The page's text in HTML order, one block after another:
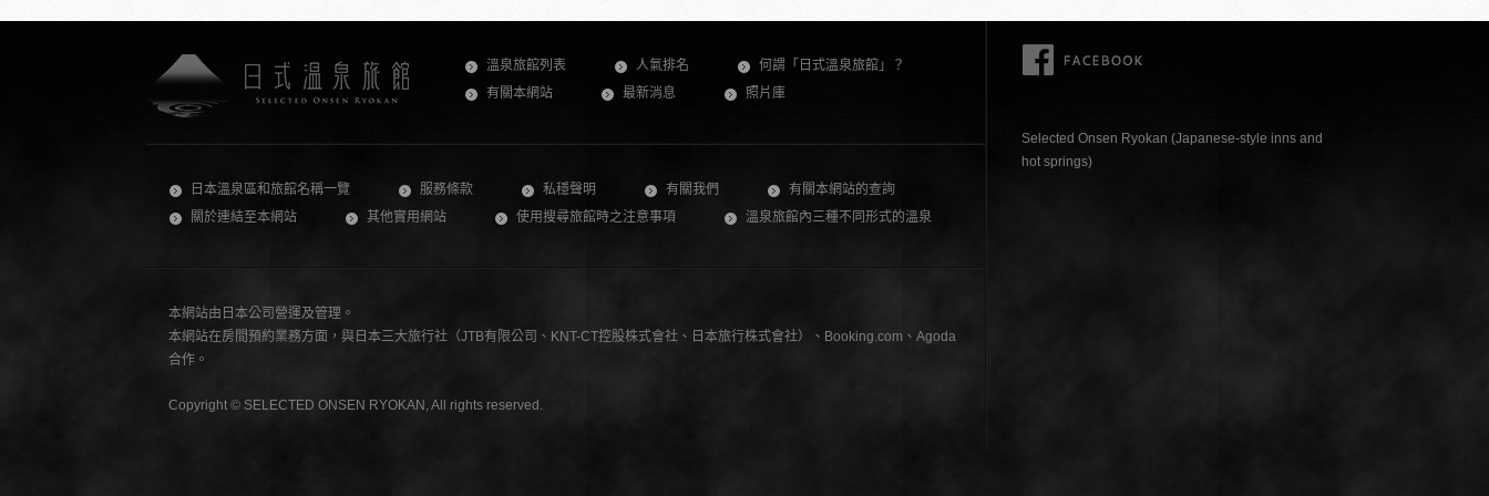
Selected Onsen Ryokan (Japanese-style inns and
hot springs)
溫泉旅館列表 人氣排名
何謂「日式溫泉旅館」？
有關本網站
最新消息 照片庫
日本溫泉區和旅館名稱一覽 服務條款 私穩聲明 有關我們
有關本網站的查詢
關於連結至本網站
其他實用網站 使用搜尋旅館時之注意事項 溫泉旅館內三種不同形式的溫泉
本網站由日本公司營運及管理。
本網站在房間預約業務方面，與日本三大旅行社（JTB有限公司、KNT-CT控股株式會社、日本旅行株式會社）、Booking.com、Agoda
合作。
Copyright © SELECTED ONSEN RYOKAN, All rights reserved.